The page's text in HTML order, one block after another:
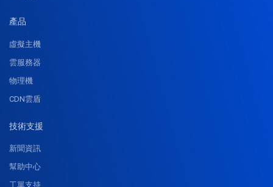
產品
虛擬主機
雲服務器
物理機
CDN雲盾
技術支援
新聞資訊
幫助中心
工單支持